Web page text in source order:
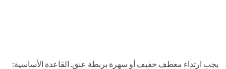
يجب ارتداء معطف خفيف أو سهرة بربطة عنق. القاعدة الأساسية: